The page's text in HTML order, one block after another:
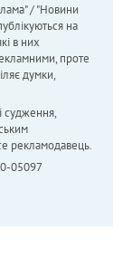
/ "Новини
на
в них
проте
думки,
судження,
рекламодавець.
05097